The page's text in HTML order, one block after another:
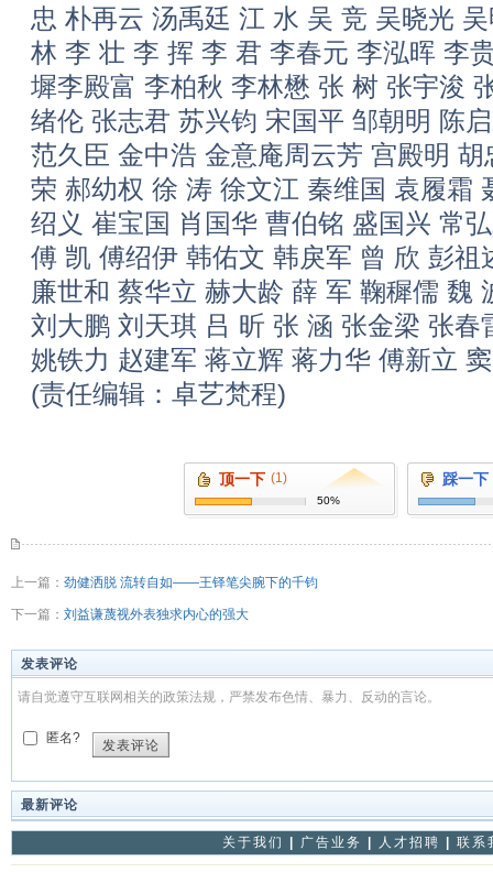
忠 朴再云 汤禹廷 江 水 吴 竞 吴晓光
林 李 壮 李 挥 李 君 李春元 李泓晖 李
墀李殿富 李柏秋 李林懋 张 树 张宇浚
绪伦 张志君 苏兴钧 宋国平 邹朝明 陈
范久臣 金中浩 金意庵周云芳 宫殿明
荣 郝幼权 徐 涛 徐文江 秦维国 袁履霜
绍义 崔宝国 肖国华 曹伯铭 盛国兴 常
傅 凯 傅绍伊 韩佑文 韩戾军 曾 欣 彭祖
廉世和 蔡华立 赫大龄 薛 军 鞠穉儒 魏
刘大鹏 刘天琪 吕 昕 张 涵 张金梁 张春
姚铁力 赵建军 蒋立辉 蒋力华 傅新立
(责任编辑：卓艺梵程)
顶一下 (1)
50%
踩一下
上一篇： 劲健洒脱 流转自如——王铎笔尖腕下的千钧
下一篇： 刘益谦蔑视外表独求内心的强大
发表评论
请自觉遵守互联网相关的政策法规，严禁发布色情、暴力、反动的言论。
匿名?
发表评论
最新评论
关于我们 广告业务 人才招聘 联系